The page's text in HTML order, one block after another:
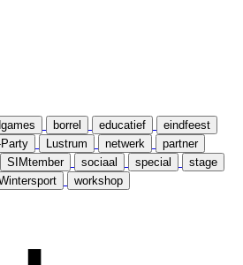
borrel educatief
eindfeest
Party Lustrum netwerk
partner
SIMtember sociaal special
stage
workshop